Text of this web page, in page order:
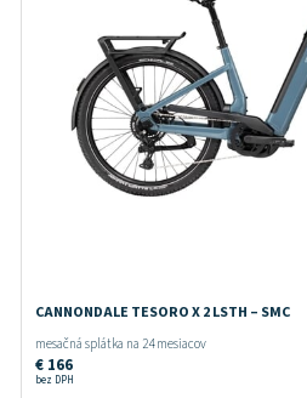
CANNONDALE TESORO X 2 LSTH – SMC
mesačná splátka na 24 mesiacov
€166
bez DPH